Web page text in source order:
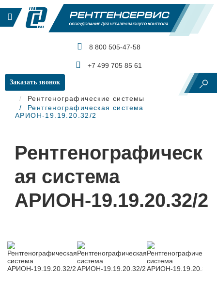
8 800 505-47-58
+7 499 705 85 61
Заказать звонок
Главная
Рентгеновский контроль
Рентгенографические системы
Рентгенографическая система
АРИОН-19.19.20.32/2
Рентгенографическ
ая система
АРИОН-19.19.20.32/2